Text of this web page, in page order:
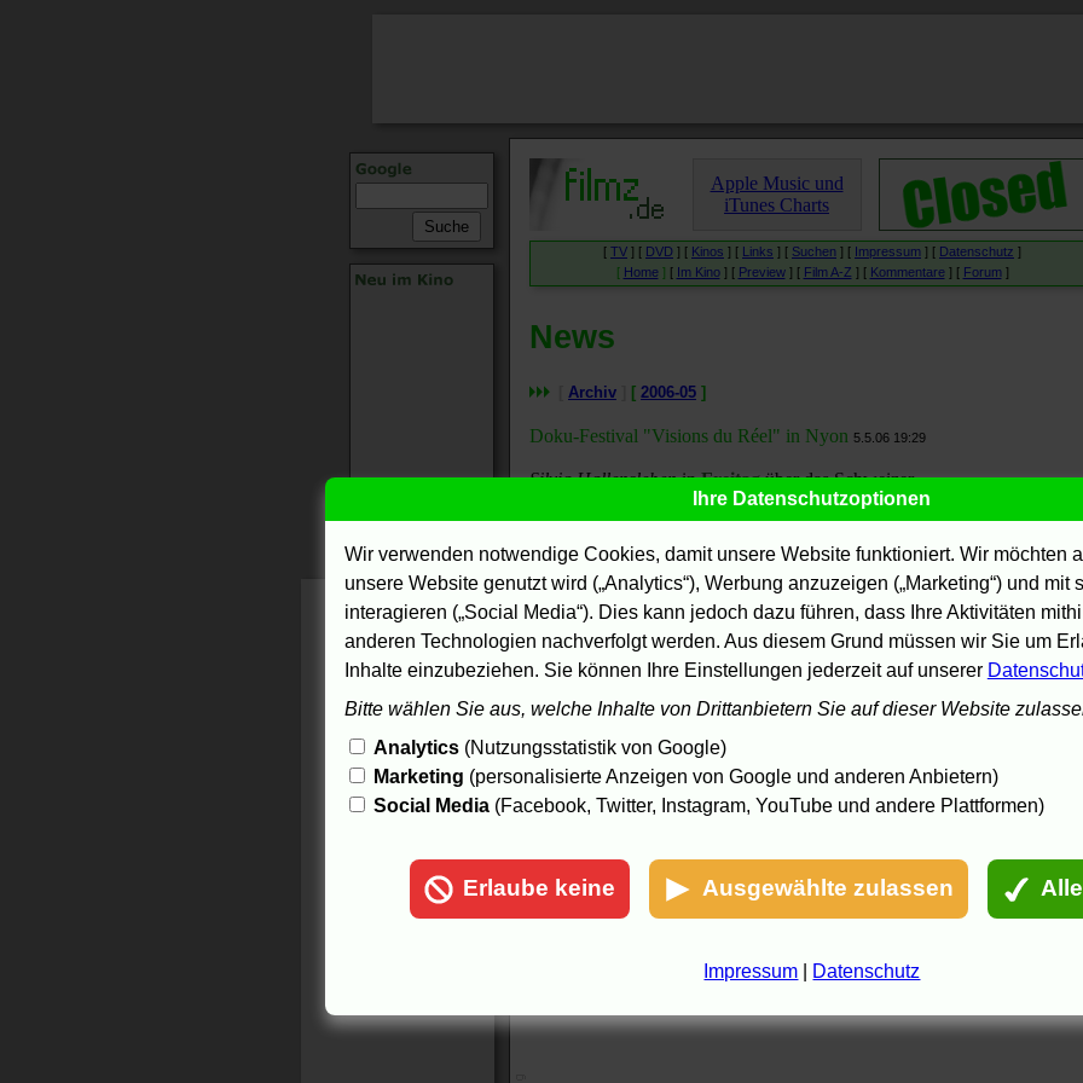
Apple Music und
iTunes Charts
[ TV ] [ DVD ] [ Kinos ] [ Links ] [ Suchen ] [ Impressum ] [ Datenschutz ]
[ Home] [ Im Kino] [ Preview] [ Film A-Z ] [ Kommentare] [ Forum]
News
Archiv [ 2006-05 ]
Doku-Festival "Visions du Réel" in Nyon 5.5.06 19:29
Silvia HallenslebeninFreitagüber das Schweizer
Dokumentarfilmfestival
Visions du Réel: Die Regeln des Realen
Cristina Nordin dertazüber den israelischen Filmemacher Avi
Aus einem komplexen Land
Christoph Egger bei NZZ Online :
der Kamera, hinter der Kamera. Mathias Heybrockbeitagblatt.ch:
Innenansichten.
---
Festival Visions du Réel in Nyon
21.4.05
Dokumentarfilmfest "Visions du Réel" in Nyon
5.5.06 19:29, aktualisiert: 5.5.06 21:28
Ihre Datenschutzoptionen
Wir verwenden notwendige Cookies, damit unsere Website funktioniert. Wir möchten
unsere Website genutzt wird („Analytics“), Werbung anzuzeigen („Marketing“) und mit
interagieren („Social Media“). Dies kann jedoch dazu führen, dass Ihre Aktivitäten
anderen Technologien nachverfolgt werden. Aus diesem Grund müssen wir Sie um
Inhalte einzubeziehen. Sie können Ihre Einstellungen jederzeit auf unserer
Bitte wählen Sie aus, welche Inhalte von Drittanbietern Sie auf dieser Website
Analytics(Nutzungsstatistik von Google)
Marketing (personalisierte Anzeigen von Google und anderen Anbietern)
Social Media(Facebook, Twitter, Instagram, YouTube und andere Plattformen)
Erlaube keine Ausgewählte zulassen
Impressum Datenschutz